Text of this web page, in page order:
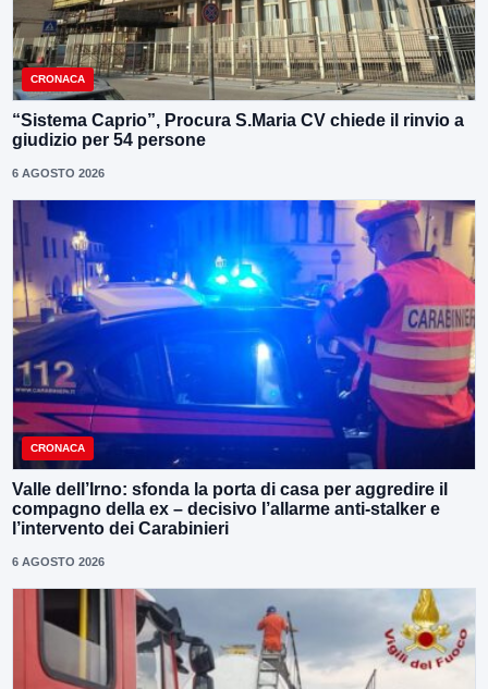
CRONACA
“Sistema Caprio”, Procura S.Maria CV chiede il rinvio a
giudizio per 54 persone
6 AGOSTO 2026
CRONACA
Valle dell’Irno: sfonda la porta di casa per aggredire il
compagno della ex – decisivo l’allarme anti-stalker e
l’intervento dei Carabinieri
6 AGOSTO 2026